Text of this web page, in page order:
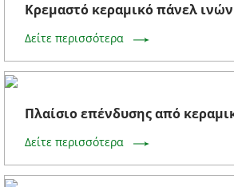
Κρεμαστό κεραμικό πάνελ
Δείτε περισσότερα
Πλαίσιο επένδυσης από
Δείτε περισσότερα